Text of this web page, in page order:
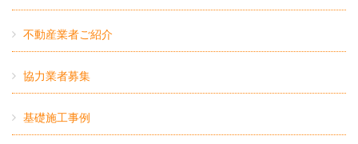
不動産業者ご紹介
協力業者募集
基礎施工事例